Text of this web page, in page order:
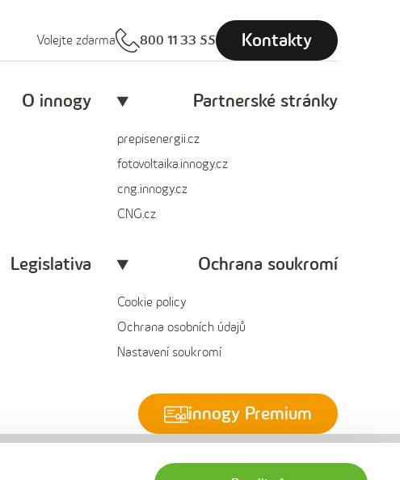
Volejte zdarma 800 11 33 55 Kontakty
O innogy Partnerské stránky
prepisenergii.cz
fotovoltaika.innogy.cz
cng.innogy.cz
CNG.cz
Legislativa Ochrana soukromí
Cookie policy
Ochrana osobních údajů
Nastavení soukromí
innogy Premium